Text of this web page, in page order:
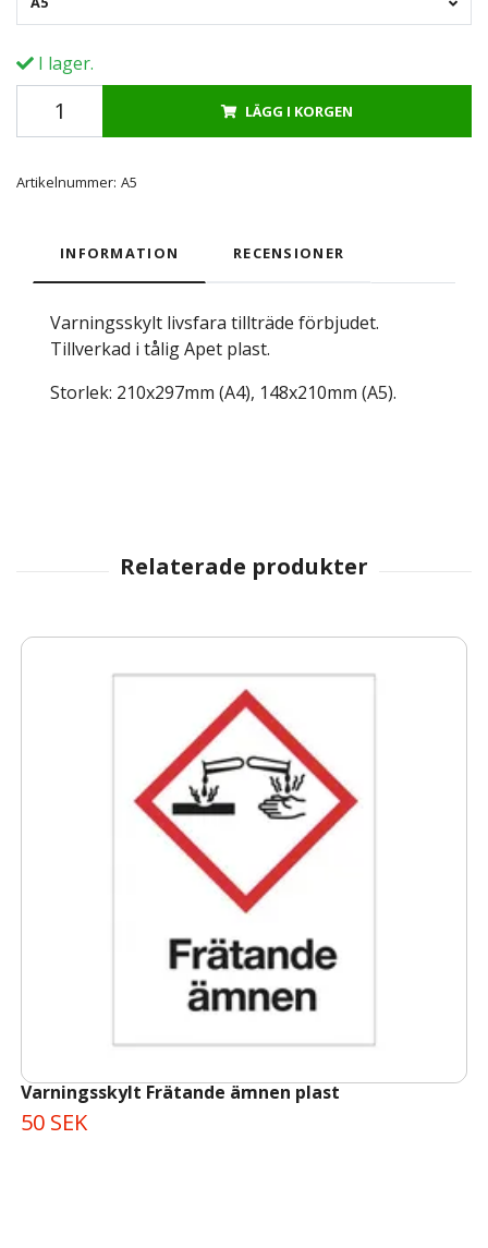
I lager.
LÄGG I KORGEN
Artikelnummer: A5
INFORMATION RECENSIONER
Varningsskylt livsfara tillträde förbjudet.
Tillverkad i tålig Apet plast.
Storlek: 210x297mm (A4), 148x210mm (A5).
Varningsskylt Frätande ämnen plast
50 SEK